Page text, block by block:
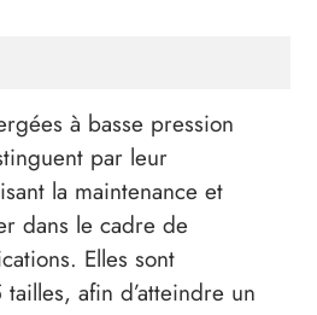
à basse pression
par leur
la maintenance et
dans le cadre de
Elles sont
afin d’atteindre un